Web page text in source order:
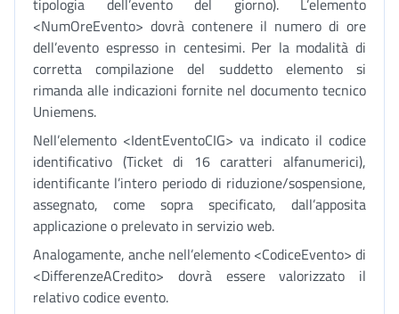
tipologia dell’evento del giorno). L’elemento
<NumOreEvento> dovrà contenere il numero di ore
dell’evento espresso in centesimi. Per la modalità di
corretta compilazione del suddetto elemento si
rimanda alle indicazioni fornite nel documento tecnico
Uniemens.
Nell’elemento <IdentEventoCIG> va indicato il codice
identificativo (Ticket di 16 caratteri alfanumerici),
identificante l’intero periodo di riduzione/sospensione,
assegnato, come sopra specificato, dall’apposita
applicazione o prelevato in servizio web.
Analogamente, anche nell’elemento <CodiceEvento> di
<DifferenzeACredito> dovrà essere valorizzato il
relativo codice evento.